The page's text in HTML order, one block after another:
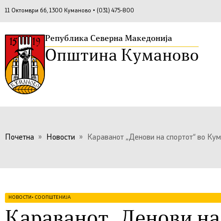
11 Октомври бб, 1300 Куманово • (031) 475-800
Република Северна Македонија
Општина Куманово
Почетна » Новости » Караванот „Денови на спортот“ во
НОВОСТИ • СООПШТЕНИЈА